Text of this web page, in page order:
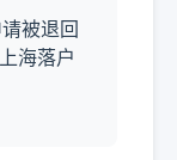
被退回
海落户